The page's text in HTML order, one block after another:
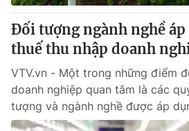
Đối tượng ngành nghề
thuế thu nhập doanh
VTV.vn - Một trong những điểm
doanh nghiệp quan tâm là các
tượng và ngành nghề được áp